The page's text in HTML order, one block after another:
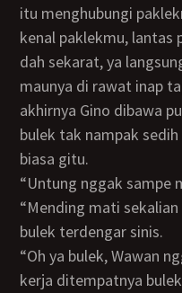
itu menghubungi
kenal paklekmu, lantas
dah sekarat, ya
maunya di rawat inap
akhirnya Gino dibawa
bulek tak nampak
biasa gitu.
“Untung nggak
“mending mati sekalian daripada jadi beban” Ucap
bulek terdengar sinis.
“Oh ya bulek, Wawan nggak dibolehin sama bapak
kerja ditempatnya